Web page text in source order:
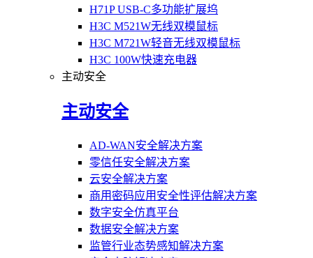
H71P USB-C多功能扩展坞
H3C M521W无线双模鼠标
H3C M721W轻音无线双模鼠标
H3C 100W快速充电器
主动安全
主动安全
AD-WAN安全解决方案
零信任安全解决方案
云安全解决方案
商用密码应用安全性评估解决方案
数字安全仿真平台
数据安全解决方案
监管行业态势感知解决方案